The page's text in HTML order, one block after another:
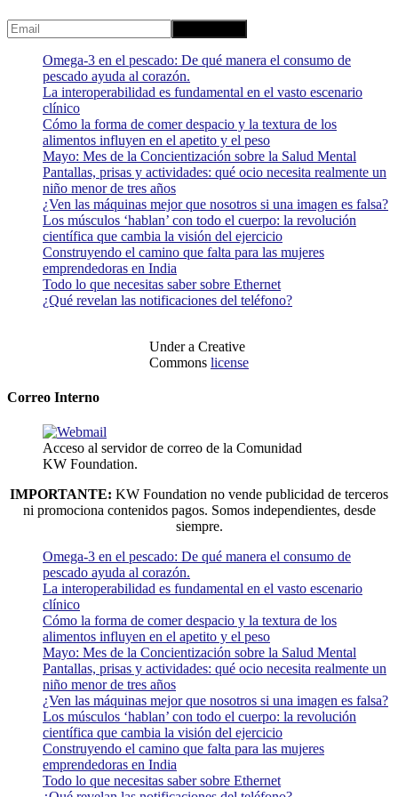
Omega-3 en el pescado: De qué manera el consumo de
pescado ayuda al corazón.
La interoperabilidad es fundamental en el vasto escenario
clínico
Cómo la forma de comer despacio y la textura de los
alimentos influyen en el apetito y el peso
Mayo: Mes de la Concientización sobre la Salud Mental
Pantallas, prisas y actividades: qué ocio necesita realmente un
niño menor de tres años
¿Ven las máquinas mejor que nosotros si una imagen es falsa?
Los músculos ‘hablan’ con todo el cuerpo: la revolución
científica que cambia la visión del ejercicio
Construyendo el camino que falta para las mujeres
emprendedoras en India
Todo lo que necesitas saber sobre Ethernet
¿Qué revelan las notificaciones del teléfono?
Under a Creative
Commons license
Correo Interno
Acceso al servidor de correo de la Comunidad
KW Foundation.
IMPORTANTE: KW Foundation no vende publicidad de terceros
ni promociona contenidos pagos. Somos independientes, desde
siempre.
Omega-3 en el pescado: De qué manera el consumo de
pescado ayuda al corazón.
La interoperabilidad es fundamental en el vasto escenario
clínico
Cómo la forma de comer despacio y la textura de los
alimentos influyen en el apetito y el peso
Mayo: Mes de la Concientización sobre la Salud Mental
Pantallas, prisas y actividades: qué ocio necesita realmente un
niño menor de tres años
¿Ven las máquinas mejor que nosotros si una imagen es falsa?
Los músculos ‘hablan’ con todo el cuerpo: la revolución
científica que cambia la visión del ejercicio
Construyendo el camino que falta para las mujeres
emprendedoras en India
Todo lo que necesitas saber sobre Ethernet